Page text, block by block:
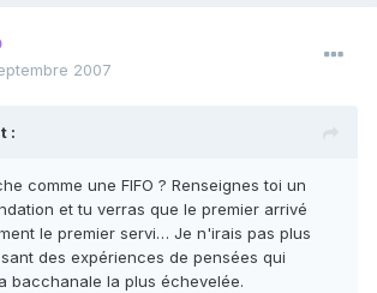
2007
:
comme une FIFO ? Renseignes toi un
et tu verras que le premier arrivé
le premier servi… Je n'irais pas plus
des expériences de pensées qui
bacchanale la plus échevelée.